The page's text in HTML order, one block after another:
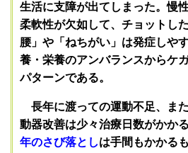
生活に支障が出てしまった。慢
柔軟性が欠如して、チョットし
腰」や「ねちがい」は発症しや
養・栄養のアンバランスからケ
パターンである。
長年に渡っての運動不足、ま
動器改善は少々治療日数がかか
年のさび落としは手間もかかる